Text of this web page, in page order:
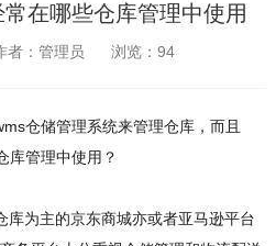
在哪些仓库管理中使用
：管理员 浏览： 94
仓储管理系统来管理仓库，而且
库管理中使用？
库为主的京东商城亦或者亚马逊平台